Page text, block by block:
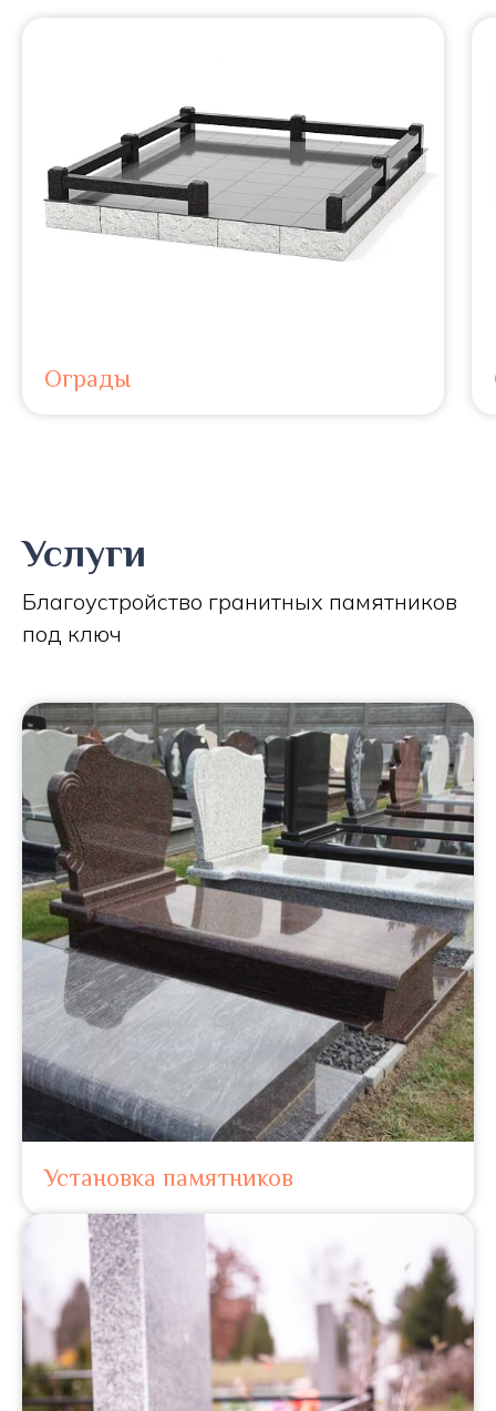
Ограды
Услуги
Благоустройство гранитных памятников
под ключ
Установка памятников